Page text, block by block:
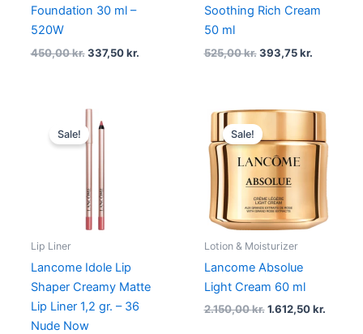
Foundation 30 ml –
520W
450,00kr. 337,50kr.
Soothing Rich Cream
50 ml
525,00kr. 393,75kr.
Sale!
Lip Liner
Lancome Idole Lip
Shaper Creamy Matte
Lip Liner 1,2 gr. – 36
Nude Now
price
was:
Sale!
Lotion & Moisturizer
Lancome Absolue
Light Cream 60 ml
2.150,00kr.
Original
was:
2.150,00 kr..
1.612,50kr.
is: